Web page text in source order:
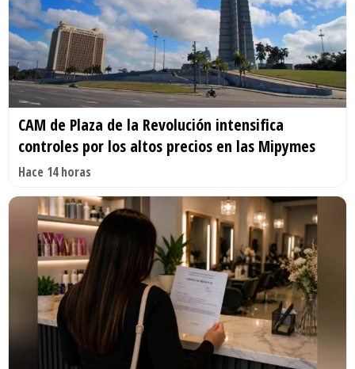
CAM de Plaza de la Revolución intensifica
controles por los altos precios en las Mipymes
Hace 14 horas